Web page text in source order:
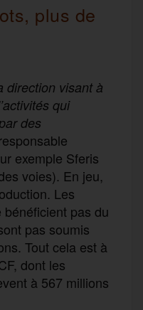
plus de
direction visant à
qui
des
exemple Sferis
voies). En jeu,
Les
pas du
pas soumis
Tout cela est à
dont les
à 567 millions